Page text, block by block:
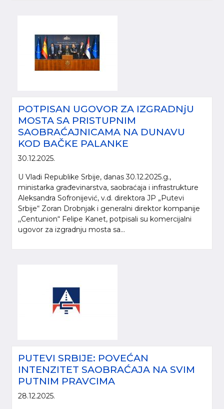
POTPISAN UGOVOR ZA IZGRADNjU
MOSTA SA PRISTUPNIM
SAOBRAĆAJNICAMA NA DUNAVU
KOD BAČKE PALANKE
30.12.2025.
U Vladi Republike Srbije, danas 30.12.2025.g.,
ministarka građevinarstva, saobraćaja i infrastrukture
Aleksandra Sofronijević, v.d. direktora JP „Putevi
Srbije“ Zoran Drobnjak i generalni direktor kompanije
,,Centunion“ Felipe Kanet, potpisali su komercijalni
ugovor za izgradnju mosta sa...
PUTEVI SRBIJE: POVEĆAN
INTENZITET SAOBRAĆAJA NA SVIM
PUTNIM PRAVCIMA
28.12.2025.